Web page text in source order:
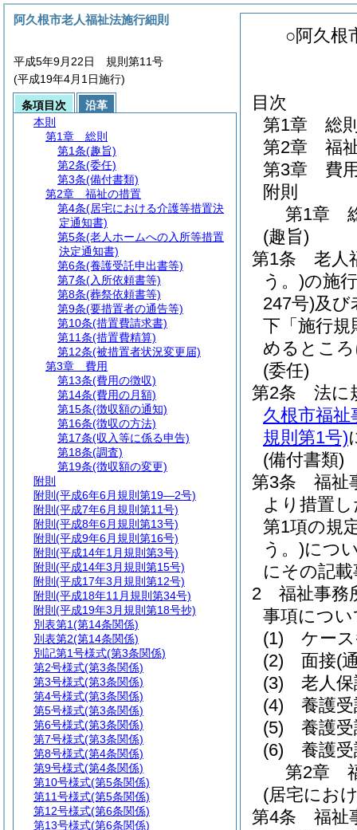
○阿久根
目次
第1章
総
第2章
福
第3章
費
附則
第1章
(趣旨)
第1条
老人
う。)の施
247号)及び
下「施行規
めるとこ
(委任)
第2条
法に
久根市福
規則第1号)
(備付書類)
第3条
福祉
より措置
第1項の規
う。)につ
にその記
2
福祉事務
事項につ
(1)
ケー
(2)
面接(
(3)
老人
(4)
養護
(5)
養護
(6)
養護
第2章
(居宅にお
第4条
福祉
阿久根市老人福祉法施行細則
平成5年9月22日 規則第11号
(平成19年4月1日施行)
条項目次
沿革
本則
第1章
総則
第1条(趣旨)
第2条(委任)
第3条(備付書類)
第2章
福祉の措置
第4条(居宅における介護等措置決
定通知書)
第5条(老人ホームへの入所等措置
決定通知書)
第6条(養護受託申出書等)
第7条(入所依頼書等)
第8条(葬祭依頼書等)
第9条(要措置者の通告等)
第10条(措置費請求書)
第11条(措置費精算)
第12条(被措置者状況変更届)
第3章
費用
第13条(費用の徴収)
第14条(費用の月額)
第15条(徴収額の通知)
第16条(徴収の方法)
第17条(収入等に係る申告)
第18条(調査)
第19条(徴収額の変更)
附則
附則 (平成6年6月規則第19―2号)
附則 (平成7年6月規則第11号)
附則 (平成8年6月規則第13号)
附則 (平成9年6月規則第16号)
附則 (平成14年1月規則第3号)
附則 (平成14年3月規則第15号)
附則 (平成17年3月規則第12号)
附則 (平成18年11月規則第34号)
附則 (平成19年3月規則第18号抄)
別表第1(第14条関係)
別表第2(第14条関係)
別記第1号様式(第3条関係)
第2号様式(第3条関係)
第3号様式(第3条関係)
第4号様式(第3条関係)
第5号様式(第3条関係)
第6号様式(第3条関係)
第7号様式(第3条関係)
第8号様式(第4条関係)
第9号様式(第4条関係)
第10号様式(第5条関係)
第11号様式(第5条関係)
第12号様式(第6条関係)
第13号様式(第6条関係)